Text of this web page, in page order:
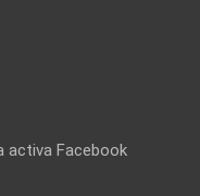
activa Facebook